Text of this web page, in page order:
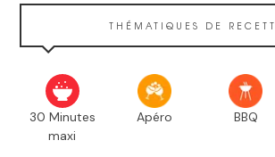
THÉMATIQUES DE
30 Minutes
maxi
Apéro BBQ